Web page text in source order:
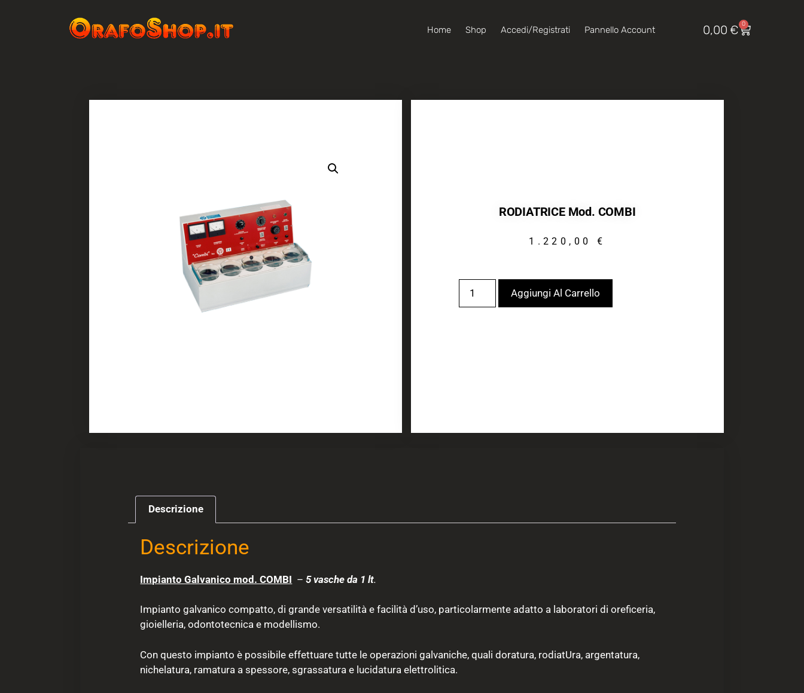
Home Shop Accedi/Registrati Pannello Account 0,00 € 0
RODIATRICE Mod. COMBI
1.220,00 €
Aggiungi Al Carrello
Descrizione
Descrizione
Impianto Galvanico mod. COMBI –5 vasche da 1 lt.
Impianto galvanico compatto, di grande versatilità e facilità d’uso, particolarmente adatto a laboratori di oreficeria,
gioielleria, odontotecnica e modellismo.
Con questo impianto è possibile effettuare tutte le operazioni galvaniche, quali doratura, rodiatUra, argentatura,
nichelatura, ramatura a spessore, sgrassatura e lucidatura elettrolitica.